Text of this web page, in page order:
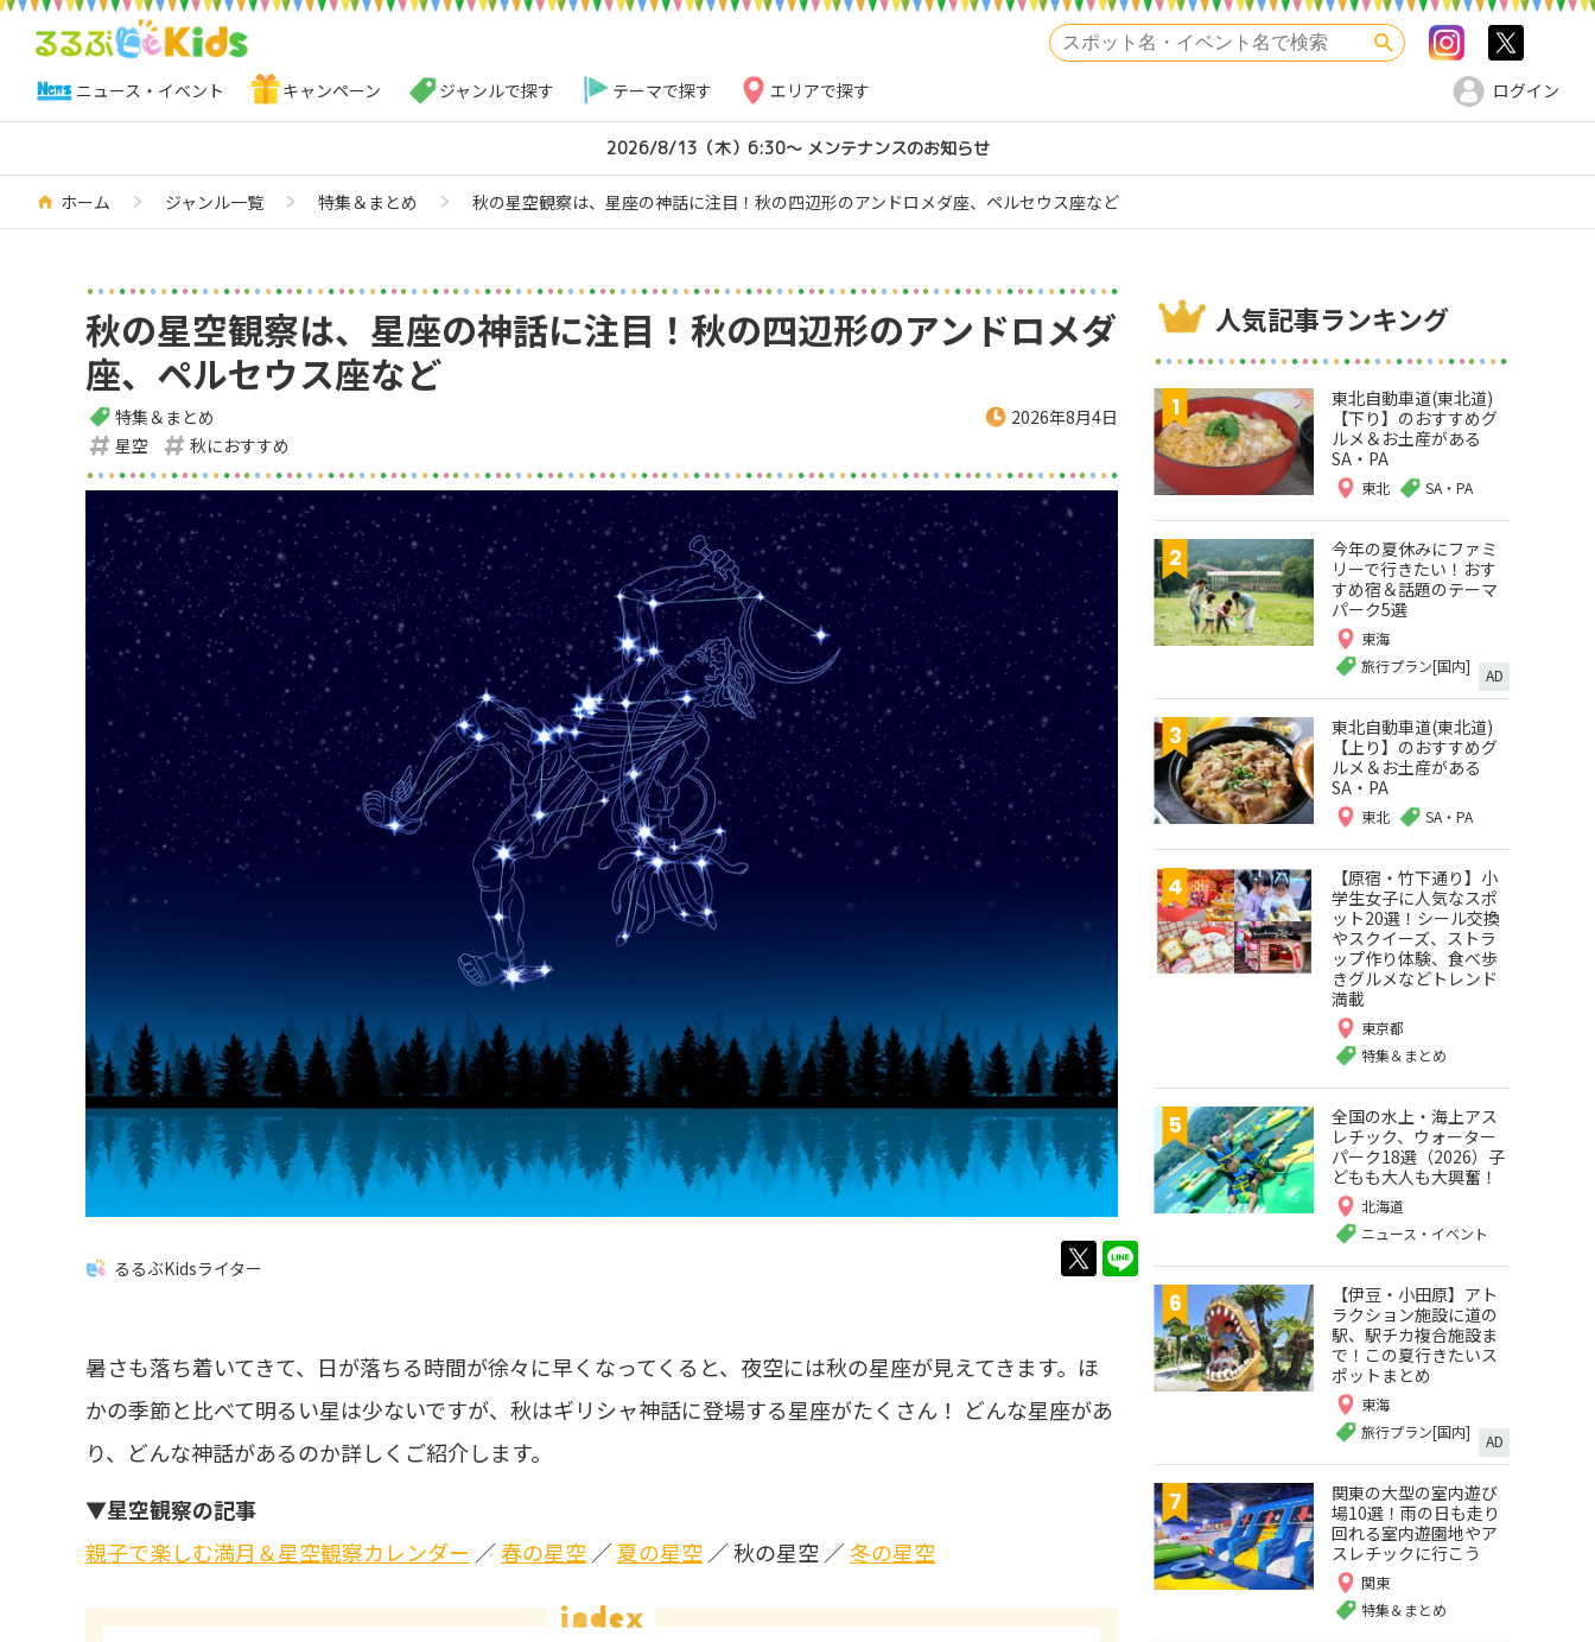
検索 Instagram
ニュース・イベント キャンペーン ジャンルで探す テーマで探す エリアで探す ログイン
2026/8/13（木）6:30～ メンテナンスのお知らせ
ホーム ジャンル一覧 特集＆まとめ 秋の星空観察は、星座の神話に注目！秋の四辺形のアンドロメダ座、ペルセウス座など
秋の星空観察は、星座の神話に注目！秋の四辺形のアンドロメダ
座、ペルセウス座など
特集＆まとめ
2026年8月4日
星空
秋におすすめ
るるぶKidsライター twitter
暑さも落ち着いてきて、日が落ちる時間が徐々に早くなってくると、夜空には秋の星座が見えてきます。ほ
かの季節と比べて明るい星は少ないですが、秋はギリシャ神話に登場する星座がたくさん！ どんな星座があ
り、どんな神話があるのか詳しくご紹介します。
▼星空観察の記事
親子で楽しむ満月＆星空観察カレンダー ／春の星空 ／夏の星空 ／ 秋の星空 ／冬の星空
人気記事ランキング
東北自動車道(東北道)
【下り】のおすすめグ
ルメ＆お土産がある
SA・PA
東北 SA・PA
今年の夏休みにファミ
リーで行きたい！おす
すめ宿＆話題のテーマ
パーク5選
東海
旅行プラン[国内]
AD
東北自動車道(東北道)
【上り】のおすすめグ
ルメ＆お土産がある
SA・PA
東北 SA・PA
【原宿・竹下通り】小
学生女子に人気なスポ
ット20選！シール交換
やスクイーズ、ストラ
ップ作り体験、食べ歩
きグルメなどトレンド
満載
東京都
特集＆まとめ
全国の水上・海上アス
レチック、ウォーター
パーク18選（2026）子
どもも大人も大興奮！
北海道
ニュース・イベント
【伊豆・小田原】アト
ラクション施設に道の
駅、駅チカ複合施設ま
で！この夏行きたいス
ポットまとめ
東海
旅行プラン[国内]
AD
関東の大型の室内遊び
場10選！雨の日も走り
回れる室内遊園地やア
スレチックに行こう
関東
特集＆まとめ